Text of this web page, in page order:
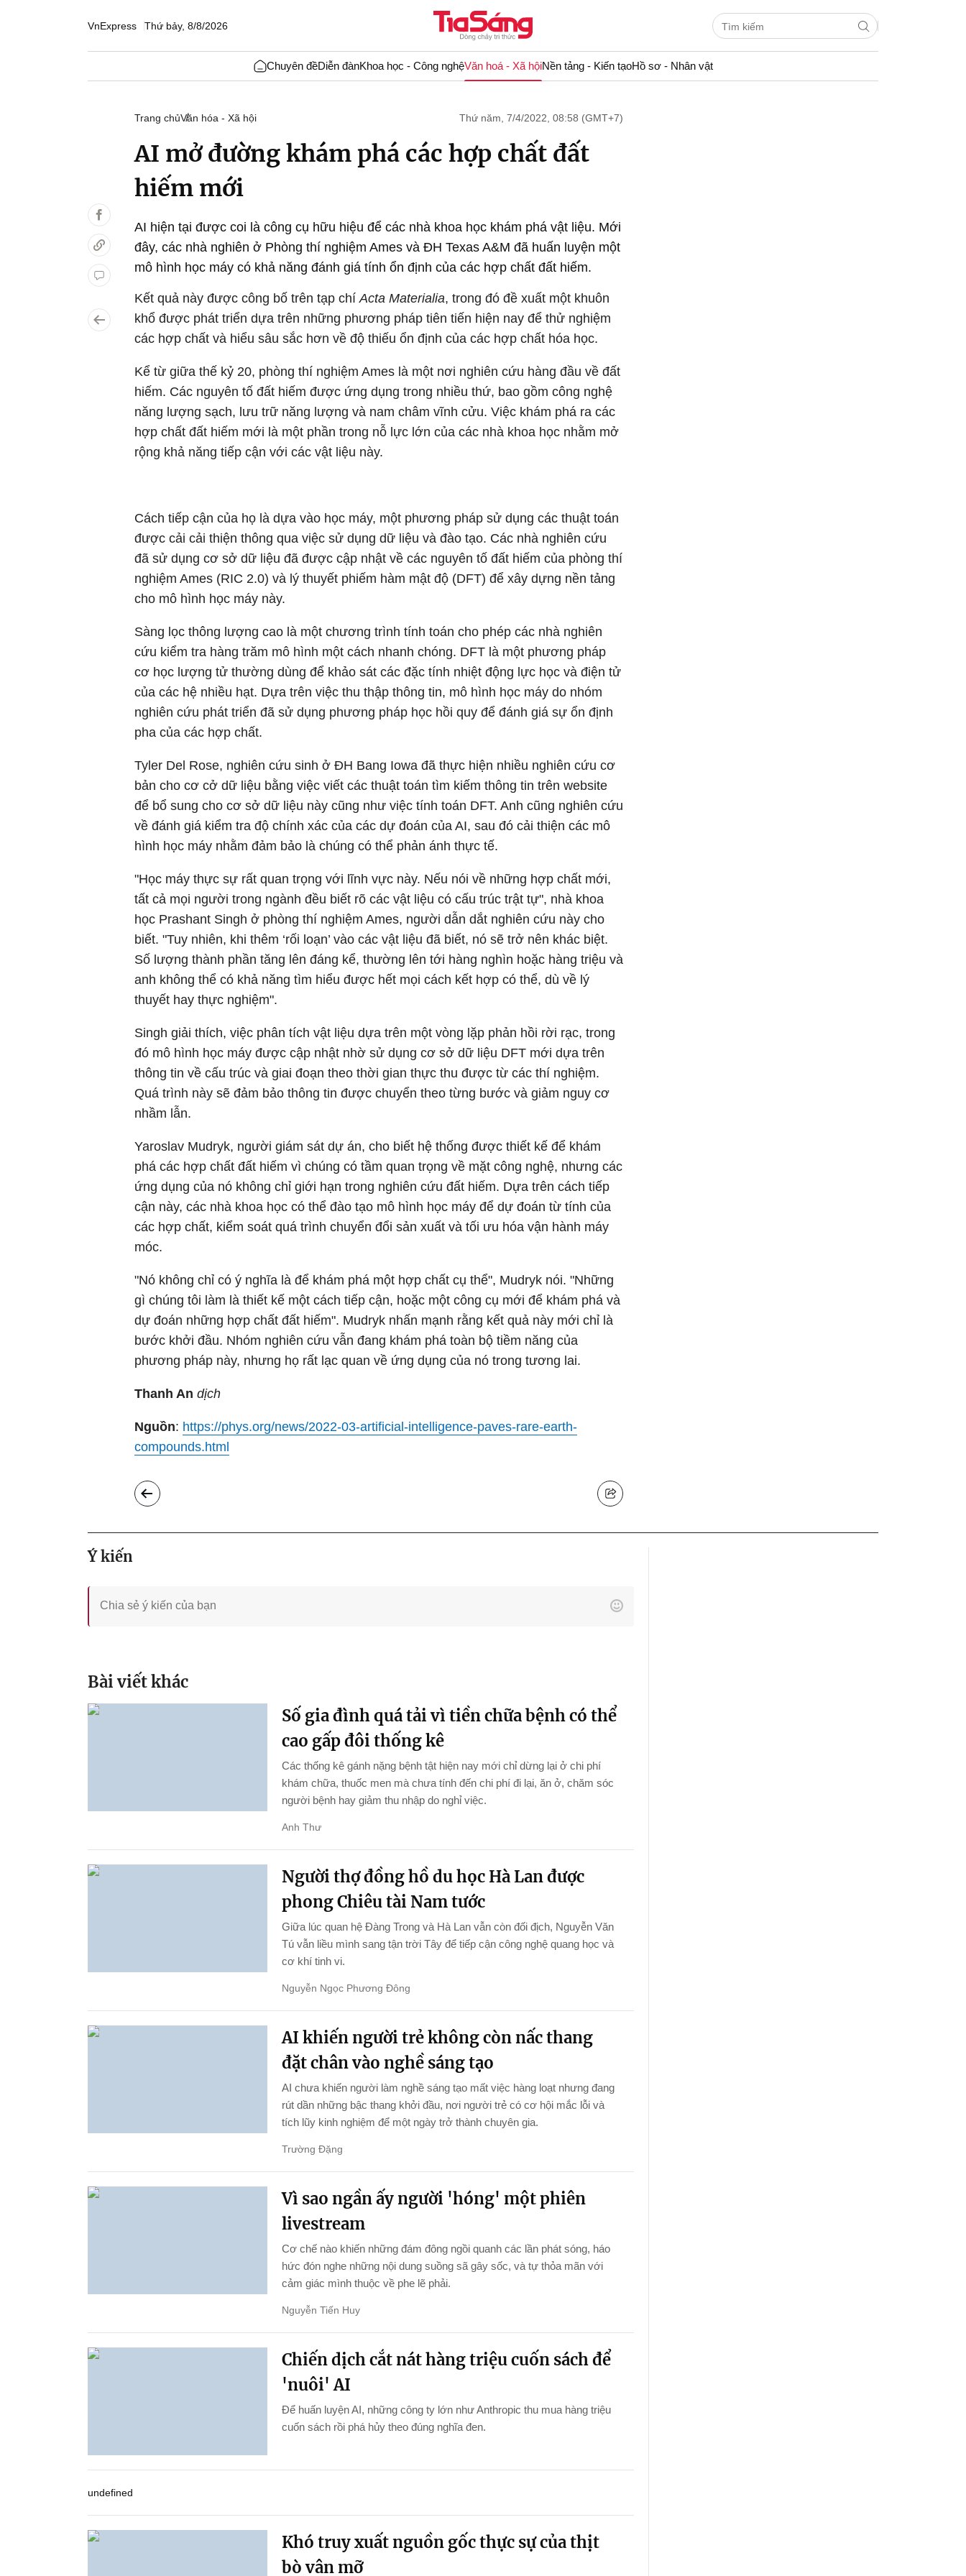
VnExpress Thứ bảy, 8/8/2026
Chuyên đềDiễn đànKhoa học - Công nghệVăn hoá - Xã hộiNền tảng - Kiến tạoHồ sơ - Nhân vật
Trang chủVăn hóa - Xã hội Thứ năm, 7/4/2022, 08:58 (GMT+7)
AI mở đường khám phá các hợp chất đất
hiếm mới
AI hiện tại được coi là công cụ hữu hiệu để các nhà khoa học khám phá vật liệu. Mới
đây, các nhà nghiên ở Phòng thí nghiệm Ames và ĐH Texas A&M đã huấn luyện một
mô hình học máy có khả năng đánh giá tính ổn định của các hợp chất đất hiếm.
Kết quả này được công bố trên tạp chíActa Materialia, trong đó đề xuất một khuôn
khổ được phát triển dựa trên những phương pháp tiên tiến hiện nay để thử nghiệm
các hợp chất và hiểu sâu sắc hơn về độ thiếu ổn định của các hợp chất hóa học.
Kể từ giữa thế kỷ 20, phòng thí nghiệm Ames là một nơi nghiên cứu hàng đầu về đất
hiếm. Các nguyên tố đất hiếm được ứng dụng trong nhiều thứ, bao gồm công nghệ
năng lượng sạch, lưu trữ năng lượng và nam châm vĩnh cửu. Việc khám phá ra các
hợp chất đất hiếm mới là một phần trong nỗ lực lớn của các nhà khoa học nhằm mở
rộng khả năng tiếp cận với các vật liệu này.
Cách tiếp cận của họ là dựa vào học máy, một phương pháp sử dụng các thuật toán
được cải cải thiện thông qua việc sử dụng dữ liệu và đào tạo. Các nhà nghiên cứu
đã sử dụng cơ sở dữ liệu đã được cập nhật về các nguyên tố đất hiếm của phòng thí
nghiệm Ames (RIC 2.0) và lý thuyết phiếm hàm mật độ (DFT) để xây dựng nền tảng
cho mô hình học máy này.
Sàng lọc thông lượng cao là một chương trình tính toán cho phép các nhà nghiên
cứu kiểm tra hàng trăm mô hình một cách nhanh chóng. DFT là một phương pháp
cơ học lượng tử thường dùng để khảo sát các đặc tính nhiệt động lực học và điện tử
của các hệ nhiều hạt. Dựa trên việc thu thập thông tin, mô hình học máy do nhóm
nghiên cứu phát triển đã sử dụng phương pháp học hồi quy để đánh giá sự ổn định
pha của các hợp chất.
Tyler Del Rose, nghiên cứu sinh ở ĐH Bang Iowa đã thực hiện nhiều nghiên cứu cơ
bản cho cơ cở dữ liệu bằng việc viết các thuật toán tìm kiếm thông tin trên website
để bổ sung cho cơ sở dữ liệu này cũng như việc tính toán DFT. Anh cũng nghiên cứu
về đánh giá kiểm tra độ chính xác của các dự đoán của AI, sau đó cải thiện các mô
hình học máy nhằm đảm bảo là chúng có thể phản ánh thực tế.
"Học máy thực sự rất quan trọng với lĩnh vực này. Nếu nói về những hợp chất mới,
tất cả mọi người trong ngành đều biết rõ các vật liệu có cấu trúc trật tự", nhà khoa
học Prashant Singh ở phòng thí nghiệm Ames, người dẫn dắt nghiên cứu này cho
biết. "Tuy nhiên, khi thêm ‘rối loạn’ vào các vật liệu đã biết, nó sẽ trở nên khác biệt.
Số lượng thành phần tăng lên đáng kể, thường lên tới hàng nghìn hoặc hàng triệu và
anh không thể có khả năng tìm hiểu được hết mọi cách kết hợp có thể, dù về lý
thuyết hay thực nghiệm".
Singh giải thích, việc phân tích vật liệu dựa trên một vòng lặp phản hồi rời rạc, trong
đó mô hình học máy được cập nhật nhờ sử dụng cơ sở dữ liệu DFT mới dựa trên
thông tin về cấu trúc và giai đoạn theo thời gian thực thu được từ các thí nghiệm.
Quá trình này sẽ đảm bảo thông tin được chuyển theo từng bước và giảm nguy cơ
nhầm lẫn.
Yaroslav Mudryk, người giám sát dự án, cho biết hệ thống được thiết kế để khám
phá các hợp chất đất hiếm vì chúng có tầm quan trọng về mặt công nghệ, nhưng các
ứng dụng của nó không chỉ giới hạn trong nghiên cứu đất hiếm. Dựa trên cách tiếp
cận này, các nhà khoa học có thể đào tạo mô hình học máy để dự đoán từ tính của
các hợp chất, kiểm soát quá trình chuyển đổi sản xuất và tối ưu hóa vận hành máy
móc.
"Nó không chỉ có ý nghĩa là để khám phá một hợp chất cụ thể", Mudryk nói. "Những
gì chúng tôi làm là thiết kế một cách tiếp cận, hoặc một công cụ mới để khám phá và
dự đoán những hợp chất đất hiếm". Mudryk nhấn mạnh rằng kết quả này mới chỉ là
bước khởi đầu. Nhóm nghiên cứu vẫn đang khám phá toàn bộ tiềm năng của
phương pháp này, nhưng họ rất lạc quan về ứng dụng của nó trong tương lai.
Thanh An dịch
Nguồn: https://phys.org/news/2022-03-artificial-intelligence-paves-rare-earth-
compounds.html
Ý kiến
Bài viết khác
Số gia đình quá tải vì tiền chữa bệnh có thể
cao gấp đôi thống kê
Các thống kê gánh nặng bệnh tật hiện nay mới chỉ dừng lại ở chi phí
khám chữa, thuốc men mà chưa tính đến chi phí đi lại, ăn ở, chăm sóc
người bệnh hay giảm thu nhập do nghỉ việc.
Anh Thư
Người thợ đồng hồ du học Hà Lan được
phong Chiêu tài Nam tước
Giữa lúc quan hệ Đàng Trong và Hà Lan vẫn còn đối địch, Nguyễn Văn
Tú vẫn liều mình sang tận trời Tây để tiếp cận công nghệ quang học và
cơ khí tinh vi.
Nguyễn Ngọc Phương Đông
AI khiến người trẻ không còn nấc thang
đặt chân vào nghề sáng tạo
AI chưa khiến người làm nghề sáng tạo mất việc hàng loạt nhưng đang
rút dần những bậc thang khởi đầu, nơi người trẻ có cơ hội mắc lỗi và
tích lũy kinh nghiệm để một ngày trở thành chuyên gia.
Trường Đặng
Vì sao ngần ấy người 'hóng' một phiên
livestream
Cơ chế nào khiến những đám đông ngồi quanh các lần phát sóng, háo
hức đón nghe những nội dung suồng sã gây sốc, và tự thỏa mãn với
cảm giác mình thuộc về phe lẽ phải.
Nguyễn Tiến Huy
Chiến dịch cắt nát hàng triệu cuốn sách để
'nuôi' AI
Để huấn luyện AI, những công ty lớn như Anthropic thu mua hàng triệu
cuốn sách rồi phá hủy theo đúng nghĩa đen.
undefined
Khó truy xuất nguồn gốc thực sự của thịt
bò vân mỡ